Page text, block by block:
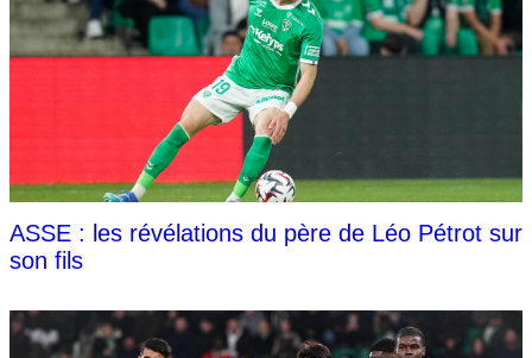
ASSE : les révélations du père de Léo Pétrot sur
son fils